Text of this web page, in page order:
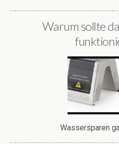
Warum sollte
Wassersparen